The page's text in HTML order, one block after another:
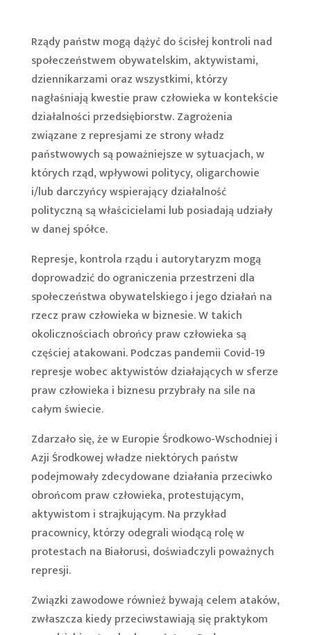
Rządy państw mogą dążyć do ścisłej kontroli nad
społeczeństwem obywatelskim, aktywistami,
dziennikarzami oraz wszystkimi, którzy
nagłaśniają kwestie praw człowieka w kontekście
działalności przedsiębiorstw. Zagrożenia
związane z represjami ze strony władz
państwowych są poważniejsze w sytuacjach, w
których rząd, wpływowi politycy, oligarchowie
i/lub darczyńcy wspierający działalność
polityczną są właścicielami lub posiadają udziały
w danej spółce.
Represje, kontrola rządu i autorytaryzm mogą
doprowadzić do ograniczenia przestrzeni dla
społeczeństwa obywatelskiego i jego działań na
rzecz praw człowieka w biznesie. W takich
okolicznościach obrońcy praw człowieka są
częściej atakowani. Podczas pandemii Covid-19
represje wobec aktywistów działających w sferze
praw człowieka i biznesu przybrały na sile na
całym świecie.
Zdarzało się, że w Europie Środkowo-Wschodniej i
Azji Środkowej władze niektórych państw
podejmowały zdecydowane działania przeciwko
obrońcom praw człowieka, protestującym,
aktywistom i strajkującym. Na przykład
pracownicy, którzy odegrali wiodącą rolę w
protestach na Białorusi, doświadczyli poważnych
represji.
Związki zawodowe również bywają celem ataków,
zwłaszcza kiedy przeciwstawiają się praktykom